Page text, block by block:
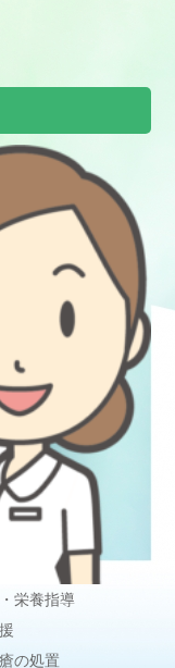
栄養指導
の処置